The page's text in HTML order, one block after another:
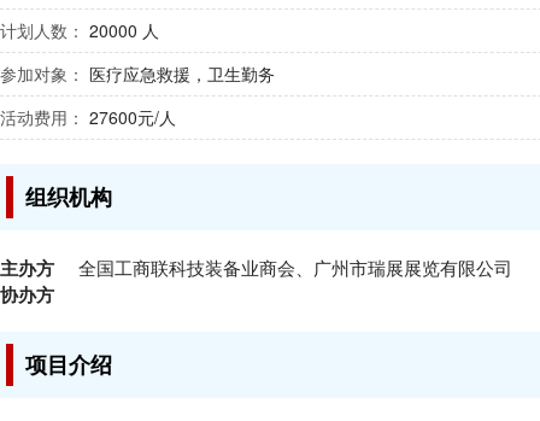
计划人数： 20000 人
参加对象： 医疗应急救援，卫生勤务
活动费用： 27600元/人
组织机构
主办方 全国工商联科技装备业商会、广州市瑞展展览有限公司
协办方
项目介绍